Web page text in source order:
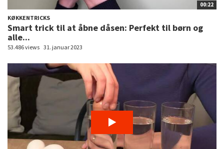
00:22
KØKKENTRICKS
Smart trick til at åbne dåsen: Perfekt til børn og
alle...
53.486 views 31. januar 2023